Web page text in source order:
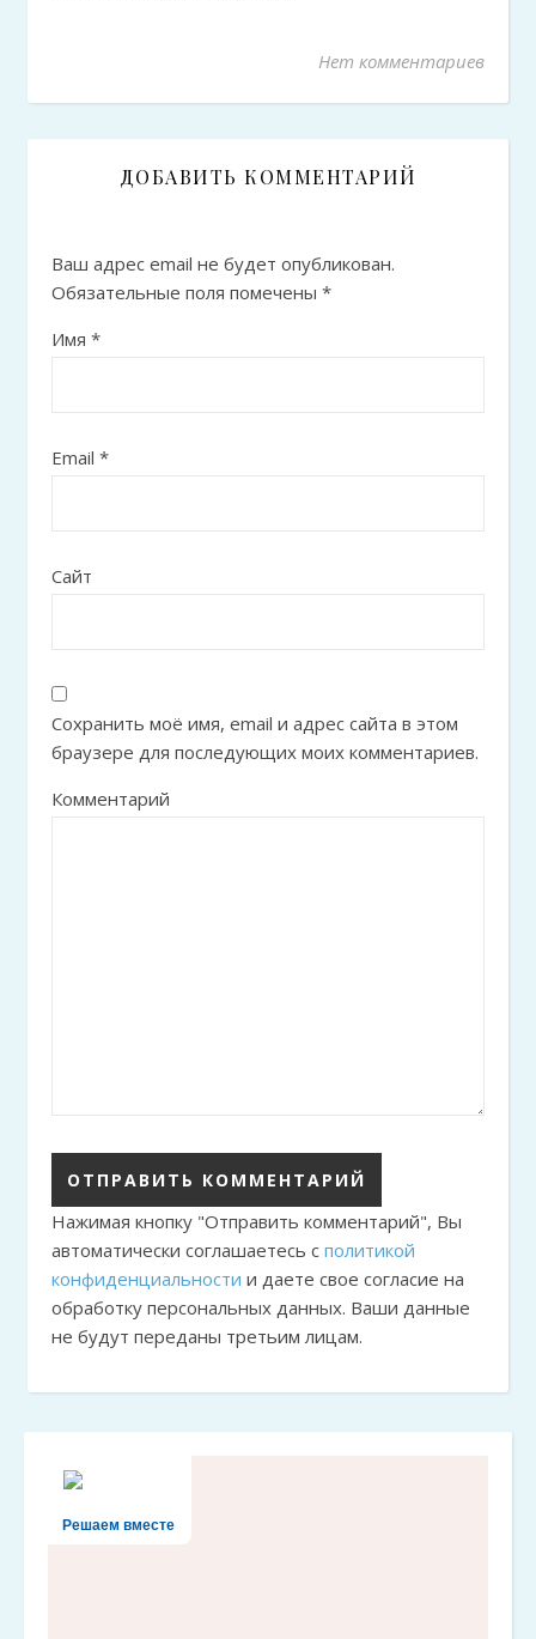
Нет комментариев
ДОБАВИТЬ КОММЕНТАРИЙ
Ваш адрес email не будет опубликован.
Обязательные поля помечены *
Имя *
Email *
Сайт
Сохранить моё имя, email и адрес сайта в этом
браузере для последующих моих комментариев.
Комментарий
Нажимая кнопку "Отправить комментарий", Вы
автоматически соглашаетесь с политикой
конфиденциальности и даете свое согласие на
обработку персональных данных. Ваши данные
не будут переданы третьим лицам.
Решаем вместе